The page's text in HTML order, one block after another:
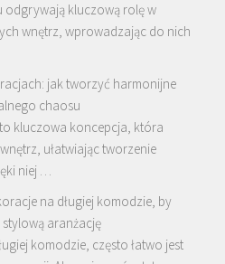
odgrywają kluczową rolę w
wnętrz, wprowadzając do nich
jak tworzyć harmonijne
chaosu
kluczowa koncepcja, która
ułatwiając tworzenie
niej …
na długiej komodzie, by
aranżację
komodzie, często łatwo jest